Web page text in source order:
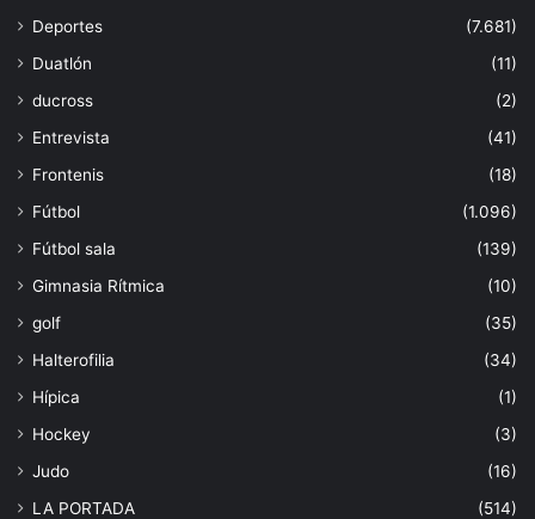
Deportes
(7.681)
Duatlón
(11)
ducross
(2)
Entrevista
(41)
Frontenis
(18)
Fútbol
(1.096)
Fútbol sala
(139)
Gimnasia Rítmica
(10)
golf
(35)
Halterofilia
(34)
Hípica
(1)
Hockey
(3)
Judo
(16)
LA PORTADA
(514)